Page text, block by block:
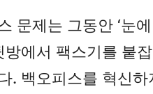
문제는 그동안 ‘눈
방에서 팩스기를 붙
. 백오피스를 혁신